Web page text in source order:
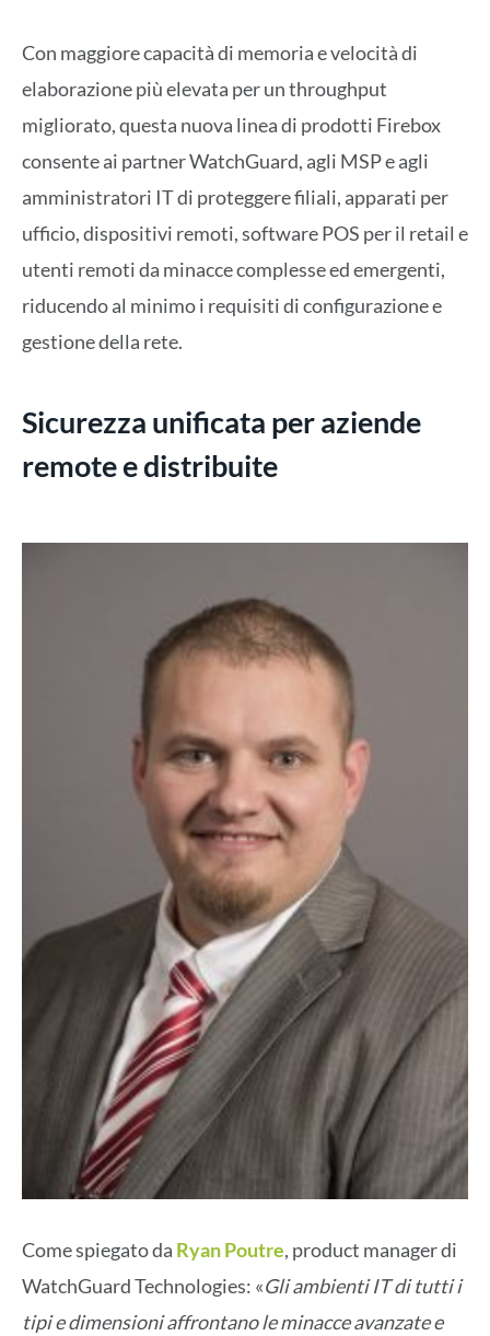
Con maggiore capacità di memoria e velocità di
elaborazione più elevata per un throughput
migliorato, questa nuova linea di prodotti Firebox
consente ai partner WatchGuard, agli MSP e agli
amministratori IT di proteggere filiali, apparati per
ufficio, dispositivi remoti, software POS per il retail e
utenti remoti da minacce complesse ed emergenti,
riducendo al minimo i requisiti di configurazione e
gestione della rete.
Sicurezza unificata per aziende
remote e distribuite
Come spiegato da Ryan Poutre, product manager di
WatchGuard Technologies: «Gli ambienti IT di tutti i
tipi e dimensioni affrontano le minacce avanzate e